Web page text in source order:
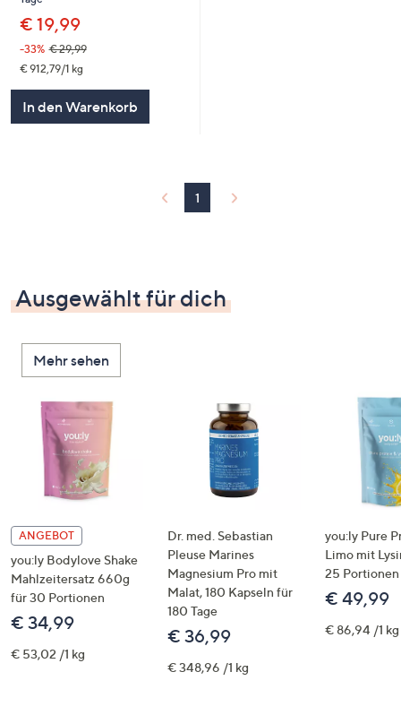
€ 19,99
-33% € 29,99
€ 912,79/1 kg
In den Warenkorb
1
Ausgewählt für dich
Mehr sehen
ANGEBOT
you:ly Bodylove Shake
Mahlzeitersatz 660g
für 30 Portionen
€ 34,99
€ 53,02 /1 kg
Dr. med. Sebastian
Pleuse Marines
Magnesium Pro mit
Malat, 180 Kapseln für
180 Tage
€ 36,99
€ 348,96 /1 kg
you:ly Pure
Limo mit
25 Portionen
€ 49,99
€ 86,94 /1 kg